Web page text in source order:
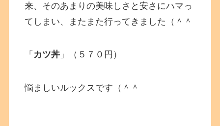
来、そのあまりの美味しさと安さにハマっ
てしまい、またまた行ってきました（＾＾
「 カツ丼 」（５７０円）
悩ましいルックスです（＾＾